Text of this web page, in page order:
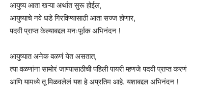
आयुष्य आता खऱ्या अर्थात सुरू होईल,
आयुष्याचे नवे धडे गिरविण्यासाठी आता सज्ज होणार,
पदवी प्राप्त केल्याबद्दल मनःपूर्वक अभिनंदन !
आयुष्यात अनेक वळणं येत असतात,
त्या वळणांना सामोरं जाण्यासाठीची पहिली पायरी म्हणजे पदवी प्राप्त करणं
आणि यामध्ये तू मिळवलेलं यश हे अप्रतिम आहे. यशाबद्दल अभिनंदन !